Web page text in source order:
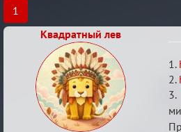
1
Квадратный лев
1.
2.
3.